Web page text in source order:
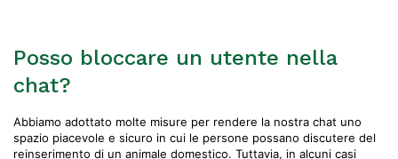
Posso bloccare un utente nella
chat?
Abbiamo adottato molte misure per rendere la nostra chat uno
spazio piacevole e sicuro in cui le persone possano discutere del
reinserimento di un animale domestico. Tuttavia, in alcuni casi